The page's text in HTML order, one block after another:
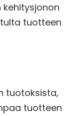
tuotteen
tuotoksista,
tuotteen